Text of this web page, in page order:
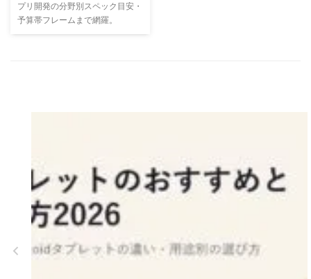
プリ開発の分野別スペック目安・
予算帯フレームまで網羅。